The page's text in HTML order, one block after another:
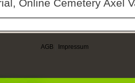
Online Cemetery Axel
AGB Impressum